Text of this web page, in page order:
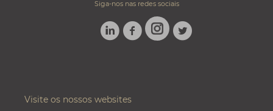
Siga-nos nas redes sociais
LINKEDINFACEBOOK
INSTAGRAM
TWITTER
Visite os nossos websites